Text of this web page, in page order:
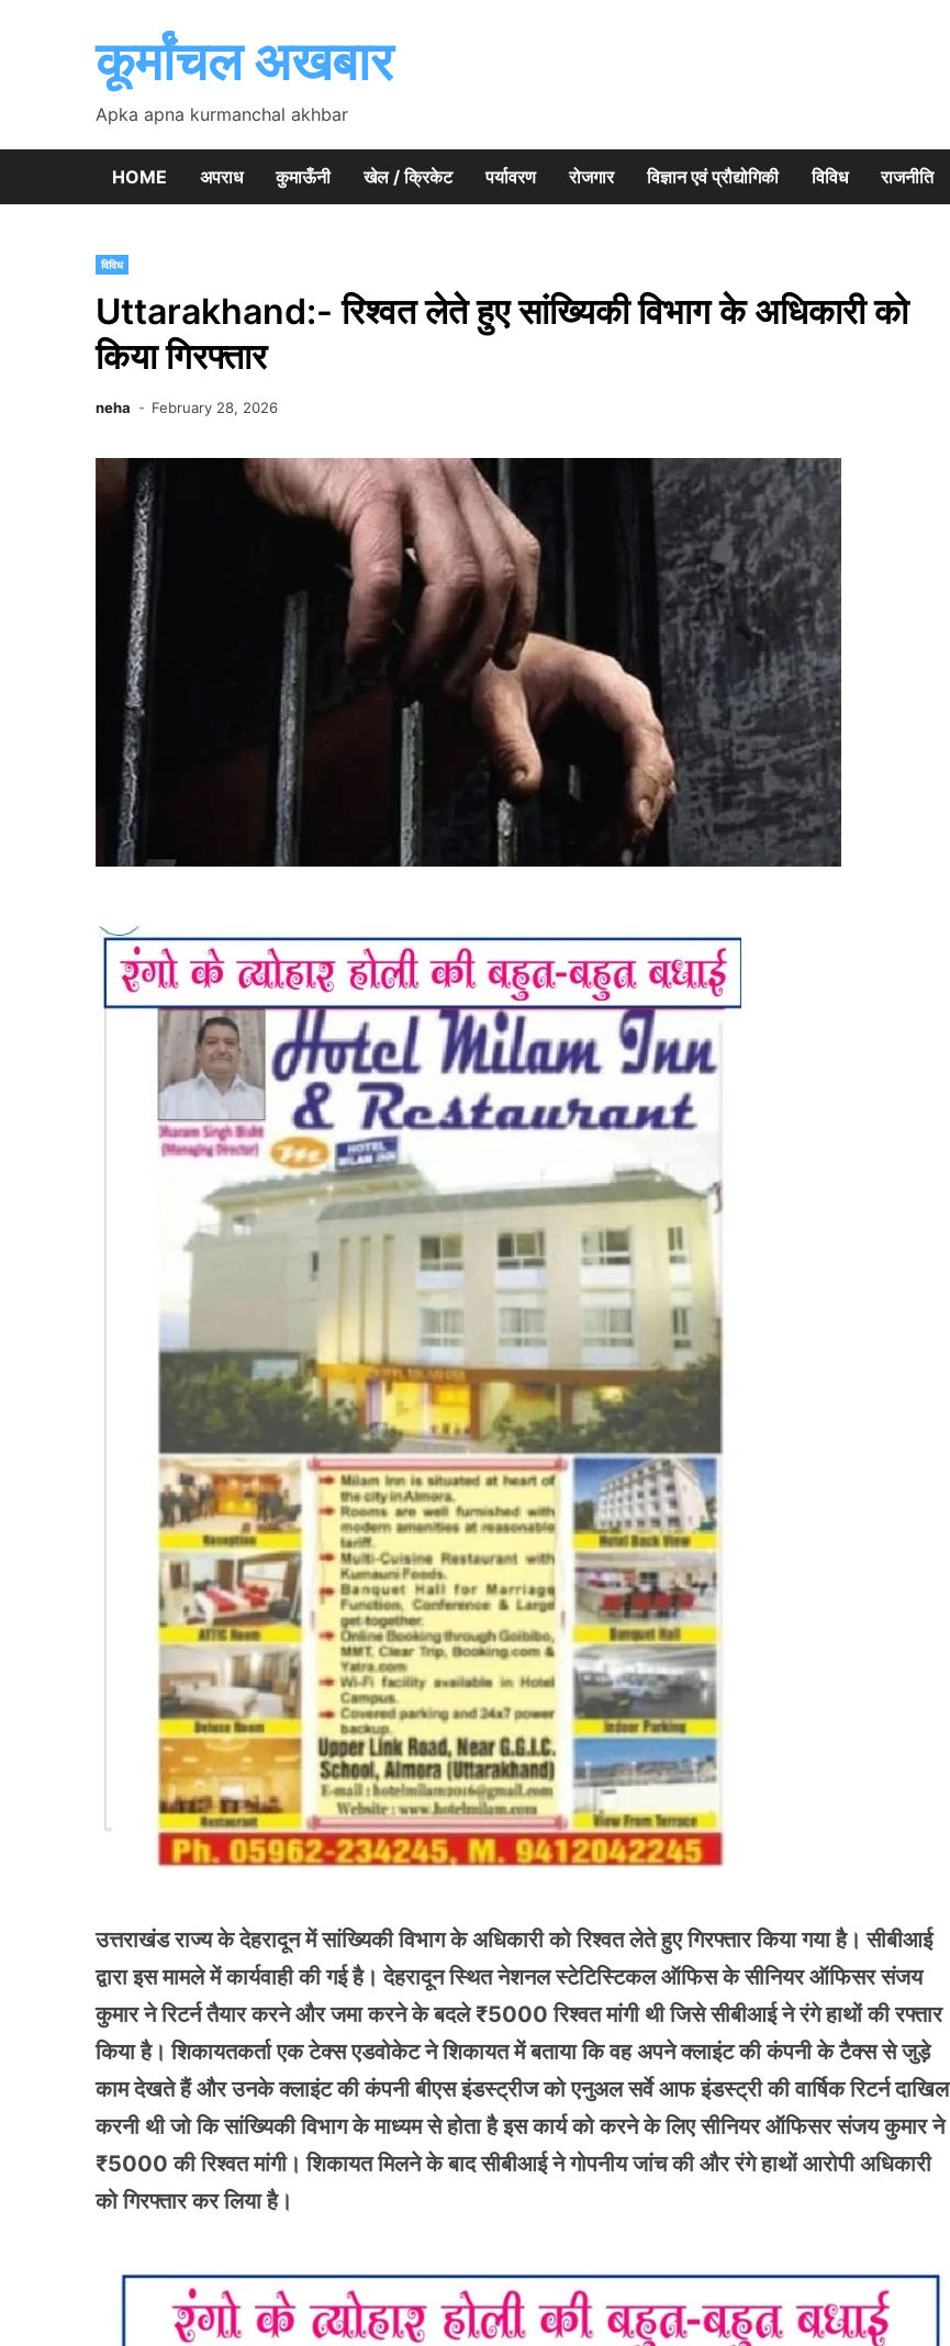
कूर्मांचल अखबार
Apka apna kurmanchal akhbar
HOME अपराध कुमाऊँनी खेल / क्रिकेट पर्यावरण रोजगार विज्ञान एवं प्रौद्योगिकी विविध राजनीति
विविध
Uttarakhand:- रिश्वत लेते हुए सांख्यिकी विभाग के अधिकारी को
किया गिरफ्तार
neha February 28, 2026
उत्तराखंड राज्य के देहरादून में सांख्यिकी विभाग के अधिकारी को रिश्वत लेते हुए गिरफ्तार किया गया है। सीबीआई
द्वारा इस मामले में कार्यवाही की गई है। देहरादून स्थित नेशनल स्टेटिस्टिकल ऑफिस के सीनियर ऑफिसर संजय
कुमार ने रिटर्न तैयार करने और जमा करने के बदले ₹5000 रिश्वत मांगी थी जिसे सीबीआई ने रंगे हाथों की रफ्तार
किया है। शिकायतकर्ता एक टेक्स एडवोकेट ने शिकायत में बताया कि वह अपने क्लाइंट की कंपनी के टैक्स से जुड़े
काम देखते हैं और उनके क्लाइंट की कंपनी बीएस इंडस्ट्रीज को एनुअल सर्वे आफ इंडस्ट्री की वार्षिक रिटर्न दाखिल
करनी थी जो कि सांख्यिकी विभाग के माध्यम से होता है इस कार्य को करने के लिए सीनियर ऑफिसर संजय कुमार ने
₹5000 की रिश्वत मांगी। शिकायत मिलने के बाद सीबीआई ने गोपनीय जांच की और रंगे हाथों आरोपी अधिकारी
को गिरफ्तार कर लिया है।